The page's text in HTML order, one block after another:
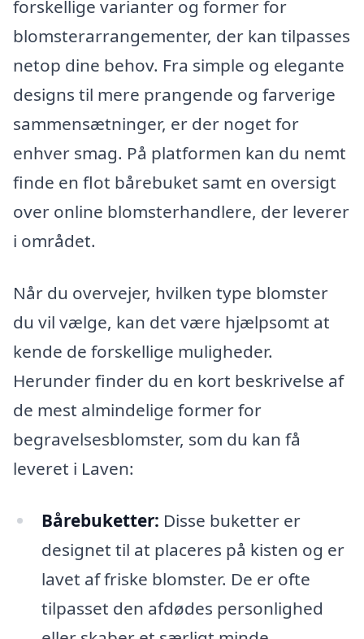
forskellige varianter og former for
blomsterarrangementer, der kan tilpasses
netop dine behov. Fra simple og elegante
designs til mere prangende og farverige
sammensætninger, er der noget for
enhver smag. På platformen kan du nemt
finde en flot bårebuket samt en oversigt
over online blomsterhandlere, der leverer
i området.
Når du overvejer, hvilken type blomster
du vil vælge, kan det være hjælpsomt at
kende de forskellige muligheder.
Herunder finder du en kort beskrivelse af
de mest almindelige former for
begravelsesblomster, som du kan få
leveret i Laven:
Bårebuketter: Disse buketter er
designet til at placeres på kisten og er
lavet af friske blomster. De er ofte
tilpasset den afdødes personlighed